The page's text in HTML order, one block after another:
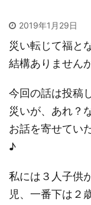
2019年1月29日
災い転じて福と
結構ありません
今回の話は投稿
災いが、あれ？
お話を寄せてい
♪
私には３人子供
児、一番下は２